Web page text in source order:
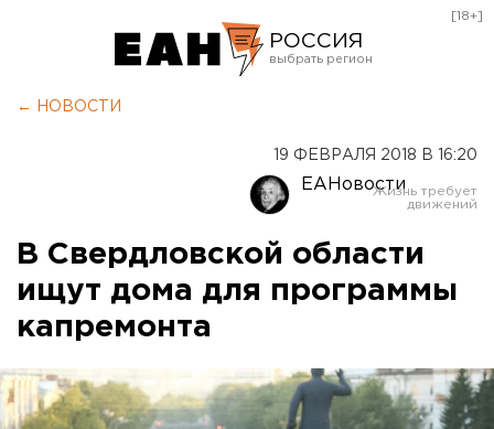
РОССИЯ
Оренбург
[18+]
← НОВОСТИ
19 ФЕВРАЛЯ 2018 В 16:20
ЕАНовости
В Свердловской области
ищут дома для программы
капремонта